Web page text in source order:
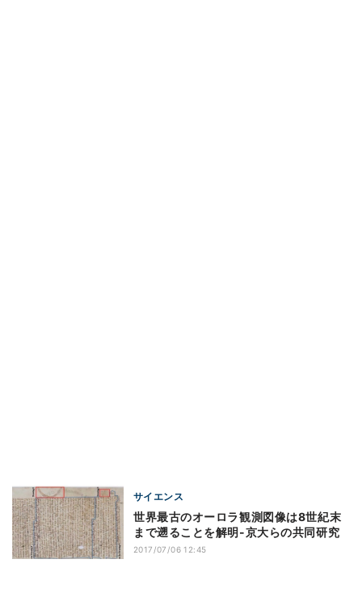
サイエンス
世界最古のオーロラ観測図像は8世紀末
まで遡ることを解明-京大らの共同研究
2017/07/06 12:45